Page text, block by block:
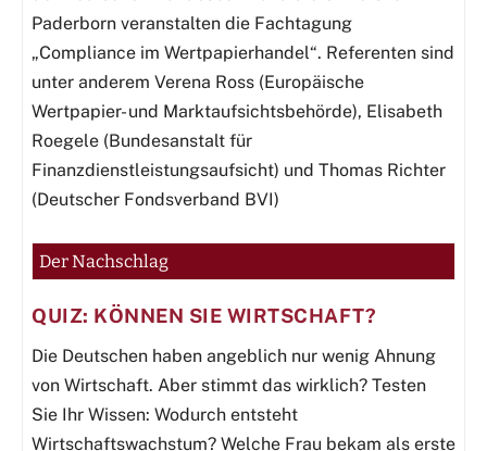
Paderborn veranstalten die Fachtagung
„Compliance im Wertpapierhandel“. Referenten sind
unter anderem Verena Ross (Europäische
Wertpapier- und Marktaufsichtsbehörde), Elisabeth
Roegele (Bundesanstalt für
Finanzdienstleistungsaufsicht) und Thomas Richter
(Deutscher Fondsverband BVI)
Der Nachschlag
QUIZ: KÖNNEN SIE WIRTSCHAFT?
Die Deutschen haben angeblich nur wenig Ahnung
von Wirtschaft. Aber stimmt das wirklich? Testen
Sie Ihr Wissen: Wodurch entsteht
Wirtschaftswachstum? Welche Frau bekam als erste